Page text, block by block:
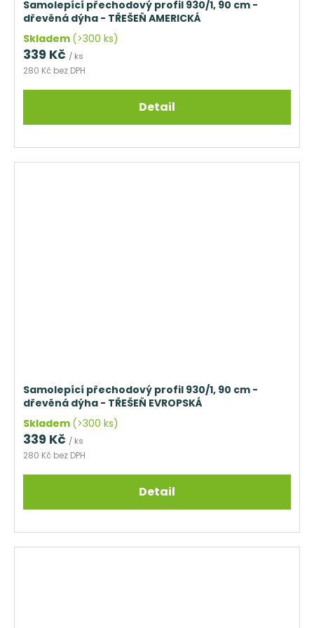
Samolepící přechodový profil 930/1, 90 cm -
dřevěná dýha - TŘEŠEŇ AMERICKÁ
Skladem (>300 ks)
280 Kč bez DPH
339 Kč / ks
Detail
Samolepící přechodový profil 930/1, 90 cm -
dřevěná dýha - TŘEŠEŇ EVROPSKÁ
Skladem (>300 ks)
280 Kč bez DPH
339 Kč / ks
Detail